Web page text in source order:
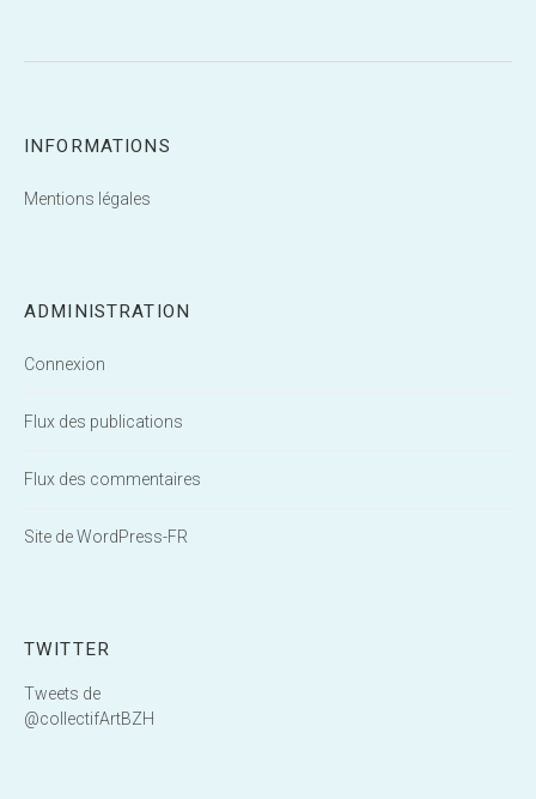
INFORMATIONS
Mentions légales
ADMINISTRATION
Connexion
Flux des publications
Flux des commentaires
Site de WordPress-FR
TWITTER
Tweets de
@collectifArtBZH